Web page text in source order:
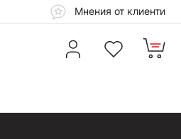
Мнения от клиенти